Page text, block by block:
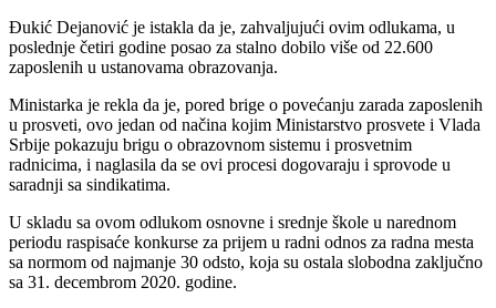
Đukić Dejanović je istakla da je, zahvaljujući ovim odlukama, u
poslednje četiri godine posao za stalno dobilo više od 22.600
zaposlenih u ustanovama obrazovanja.
Ministarka je rekla da je, pored brige o povećanju zarada zaposlenih
u prosveti, ovo jedan od načina kojim Ministarstvo prosvete i Vlada
Srbije pokazuju brigu o obrazovnom sistemu i prosvetnim
radnicima, i naglasila da se ovi procesi dogovaraju i sprovode u
saradnji sa sindikatima.
U skladu sa ovom odlukom osnovne i srednje škole u narednom
periodu raspisaće konkurse za prijem u radni odnos za radna mesta
sa normom od najmanje 30 odsto, koja su ostala slobodna zaključno
sa 31. decembrom 2020. godine.